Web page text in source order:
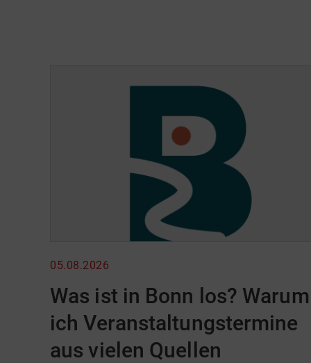
05.08.2026
Was ist in Bonn los? Warum
ich Veranstaltungstermine
aus vielen Quellen